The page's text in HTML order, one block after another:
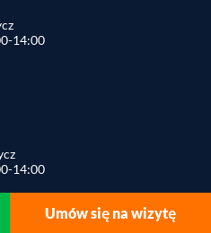
Umów się na wizytę
14:00
14:00